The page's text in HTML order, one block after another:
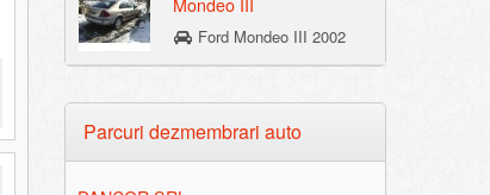
Mondeo III
Ford Mondeo III 2002
Parcuri dezmembrari auto